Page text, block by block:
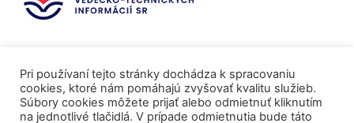
Pri používaní tejto stránky dochádza k spracovaniu
cookies, ktoré nám pomáhajú zvyšovať kvalitu služieb.
Súbory cookies môžete prijať alebo odmietnuť kliknutím
na jednotlivé tlačidlá. V prípade odmietnutia bude táto